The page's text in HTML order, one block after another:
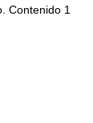
Contenido 1